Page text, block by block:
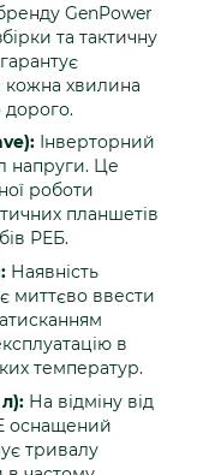
GenPower
та тактичну
кожна хвилина
дорого.
Інверторний
напруги. Це
роботи
планшетів
РЕБ.
Наявність
миттєво ввести
в
температур.
На відміну від
оснащений
тривалу